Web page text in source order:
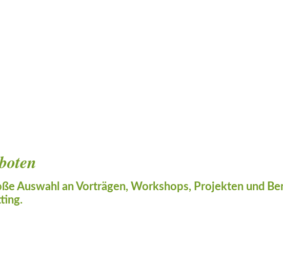
Auswahl an Vorträgen, Workshops, Projekten und